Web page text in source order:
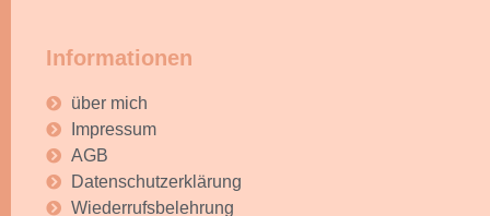
Informationen
über mich
Impressum
AGB
Datenschutzerklärung
Wiederrufsbelehrung